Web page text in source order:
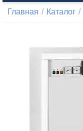
Главная / Каталог /